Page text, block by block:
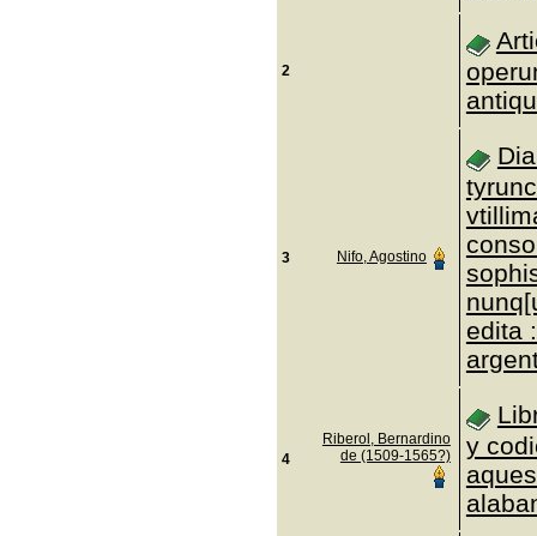
2
3 Nifo, Agostino
edita
4
Riberol, Bernardino
de (1509-1565?)
y